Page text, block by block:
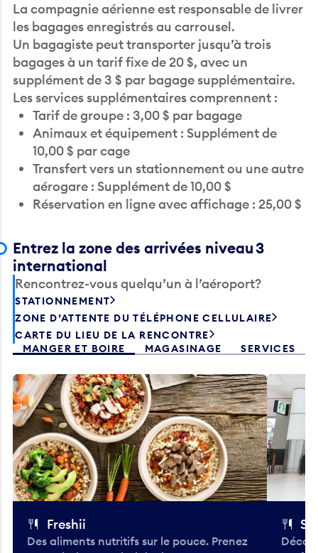
La compagnie aérienne est responsable de livrer
les bagages enregistrés au carrousel.
Un bagagiste peut transporter jusqu’à trois
bagages à un tarif fixe de 20 $, avec un
supplément de 3 $ par bagage supplémentaire.
Les services supplémentaires comprennent :
Tarif de groupe : 3,00 $ par bagage
Animaux et équipement : Supplément de
10,00 $ par cage
Transfert vers un stationnement ou une autre
aérogare : Supplément de 10,00 $
Réservation en ligne avec affichage : 25,00 $
Entrez la zone des arrivées niveau 3
international
Rencontrez-vous quelqu’un à l’aéroport?
STATIONNEMENT
ZONE D’ATTENTE DU TÉLÉPHONE CELLULAIRE
CARTE DU LIEU DE LA RENCONTRE
MANGER ET BOIRE
MAGASINAGE SERVICES
Freshii
Des aliments nutritifs sur le pouce. Prenez